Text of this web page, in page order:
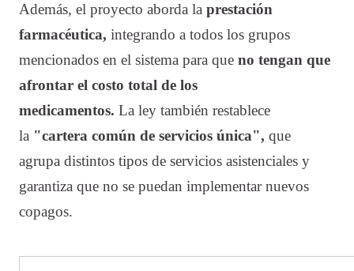
Además, el proyecto aborda la prestación
farmacéutica, integrando a todos los grupos
mencionados en el sistema para que no tengan que
afrontar el costo total de los
medicamentos. La ley también restablece
la "cartera común de servicios única", que
agrupa distintos tipos de servicios asistenciales y
garantiza que no se puedan implementar nuevos
copagos.